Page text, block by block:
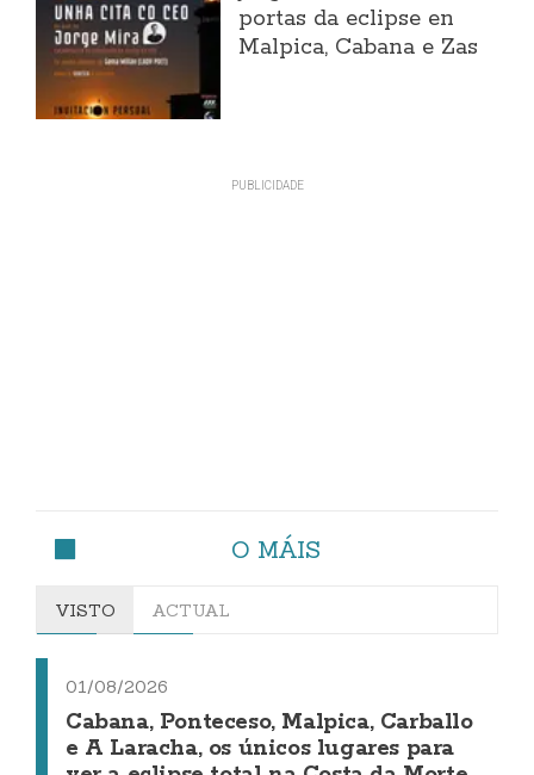
portas da eclipse en
Malpica, Cabana e Zas
O MÁIS
VISTO ACTUAL
01/08/2026
Cabana, Ponteceso, Malpica, Carballo
e A Laracha, os únicos lugares para